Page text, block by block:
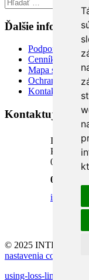
Ďalšie informácie
Podpora
Cenník
Mapa stránky
Ochrana
Kontakt
Kontaktujte nás
Podhora
034 01
0904 624
© 2025 INTELI.SK,
nastavenia cookies
using-loss-limits-